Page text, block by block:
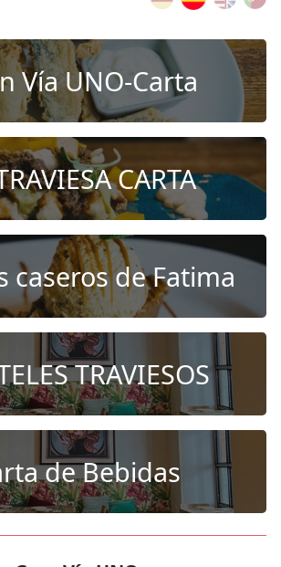
Vía UNO-Carta
CARTA
caseros de Fatima
TRAVIESOS
de Bebidas